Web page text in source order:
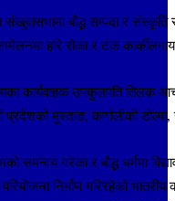
संखुवासभामा बौद्ध सम्पदा र
हरि रोका र टंक
कार्यवाहक उपकुलपति
प्रदेशको मुस्ताङ, कर्णालीको
समन्वय गरेका र बौद्ध धर्ममा
निर्माण गरिरहेको